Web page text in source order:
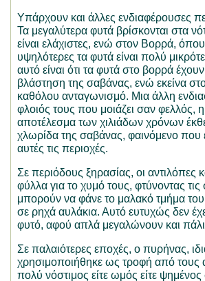
Υπάρχουν και άλλες ενδιαφέρουσες
Τα μεγαλύτερα φυτά βρίσκονται στα
είναι ελάχιστες, ενώ στον Βορρά,
υψηλότερες τα φυτά είναι πολύ
αυτό είναι ότι τα φυτά στο βορρά
βλάστηση της σαβάνας, ενώ εκείνα
καθόλου ανταγωνισμό. Μια άλλη
φλοιός τους που μοιάζει σαν φελλός,
αποτέλεσμα των χιλιάδων χρόνων
χλωρίδα της σαβάνας, φαινόμενο που
αυτές τις περιοχές.
Σε περιόδους ξηρασίας, οι αντιλόπες
φύλλα για το χυμό τους, φτύνοντας
μπορούν να φάνε το μαλακό τμήμα
σε ρηχά αυλάκια. Αυτό ευτυχώς δεν
φυτό, αφού απλά μεγαλώνουν και
Σε παλαιότερες εποχές, ο πυρήνας,
χρησιμοποιήθηκε ως τροφή από τους
πολύ νόστιμος είτε ωμός είτε